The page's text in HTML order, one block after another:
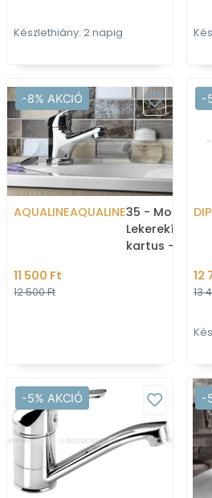
Készlethiány: 2 napig
-8% AKCIÓ
AQUALINEAQUALINE35 - Mosdó
Lekerekített -
kartus -
11 500 Ft
12 500 Ft
-
12
13
-5% AKCIÓ -